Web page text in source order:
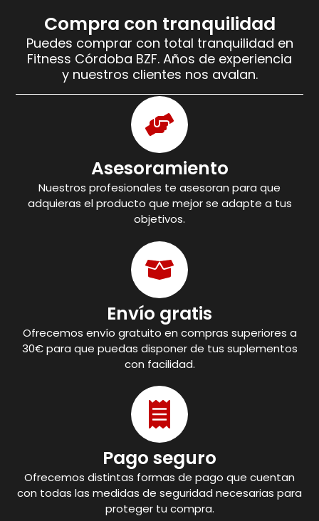
Compra con tranquilidad
Puedes comprar con total tranquilidad en
Fitness Córdoba BZF. Años de experiencia
y nuestros clientes nos avalan.
Asesoramiento
Nuestros profesionales te asesoran para que
adquieras el producto que mejor se adapte a tus
objetivos.
Envío gratis
Ofrecemos envío gratuito en compras superiores a
30€ para que puedas disponer de tus suplementos
con facilidad.
Pago seguro
Ofrecemos distintas formas de pago que cuentan
con todas las medidas de seguridad necesarias para
proteger tu compra.